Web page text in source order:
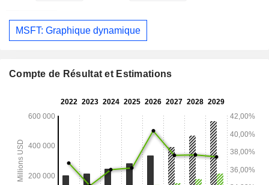
MSFT: Graphique dynamique
Compte de Résultat et Estimations